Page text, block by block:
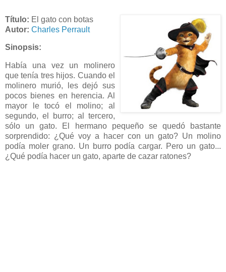
Título: El gato con botas
Autor: Charles Perrault
Sinopsis:
Había una vez un molinero
que tenía tres hijos. Cuando el
molinero murió, les dejó sus
pocos bienes en herencia. Al
mayor le tocó el molino; al
segundo, el burro; al tercero,
sólo un gato. El hermano pequeño se quedó bastante
sorprendido: ¿Qué voy a hacer con un gato? Un molino
podía moler grano. Un burro podía cargar. Pero un gato...
¿Qué podía hacer un gato, aparte de cazar ratones?